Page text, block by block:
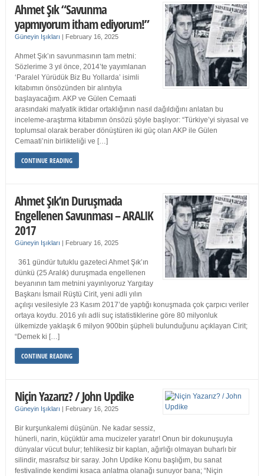
Ahmet Şık “Savunma
yapmıyorum itham ediyorum!”
Güneyin Işıkları | February 16, 2025
Ahmet Şık’ın savunmasının tam metni:
Sözlerime 3 yıl önce, 2014’te yayımlanan
‘Paralel Yürüdük Biz Bu Yollarda’ isimli
kitabımın önsözünden bir alıntıyla
başlayacağım. AKP ve Gülen Cemaati
arasındaki mafyatik iktidar ortaklığının nasıl dağıldığını anlatan bu
inceleme-araştırma kitabımın önsözü şöyle başlıyor: “Türkiye’yi siyasal ve
toplumsal olarak beraber dönüştüren iki güç olan AKP ile Gülen
Cemaati’nin birlikteliği ve […]
CONTINUE READING
Ahmet Şık’ın Duruşmada
Engellenen Savunması – ARALIK
2017
Güneyin Işıkları | February 16, 2025
361 gündür tutuklu gazeteci Ahmet Şık’ın
dünkü (25 Aralık) duruşmada engellenen
beyanının tam metnini yayınlıyoruz Yargıtay
Başkanı İsmail Rüştü Cirit, yeni adli yılın
açılışı vesilesiyle 23 Kasım 2017’de yaptığı konuşmada çok çarpıcı veriler
ortaya koydu. 2016 yılı adli suç istatistiklerine göre 80 milyonluk
ülkemizde yaklaşık 6 milyon 900bin şüpheli bulunduğunu açıklayan Cirit;
“Demek ki […]
CONTINUE READING
Niçin Yazarız? / John Updike
Güneyin Işıkları | February 16, 2025
Bir kurşunkalemi düşünün. Ne kadar sessiz,
hünerli, narin, küçüktür ama mucizeler yaratır! Onun bir dokunuşuyla
dünyalar vücut bulur; tehlikesiz bir kaplan, ağırlığı olmayan buharlı bir
silindir, masrafsız bir saray. John Updike Konu başlığım, bu sanat
festivalinde kendimi kısaca anlatma olanağı sunuyor bana; “Niçin